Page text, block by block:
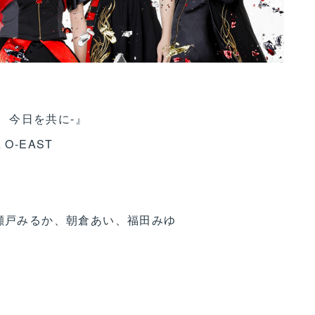
今日を共に-』
O-EAST
みるか、朝倉あい、福田みゆ